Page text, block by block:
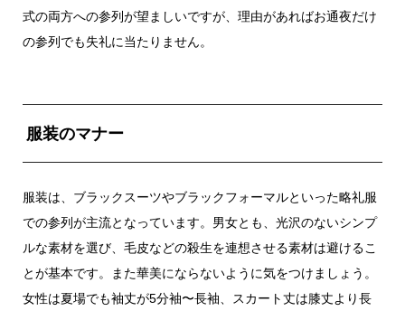
式の両方への参列が望ましいですが、理由があればお通夜だけ
の参列でも失礼に当たりません。
服装のマナー
服装は、ブラックスーツやブラックフォーマルといった略礼服
での参列が主流となっています。男女とも、光沢のないシンプ
ルな素材を選び、毛皮などの殺生を連想させる素材は避けるこ
とが基本です。また華美にならないように気をつけましょう。
女性は夏場でも袖丈が5分袖〜長袖、スカート丈は膝丈より長